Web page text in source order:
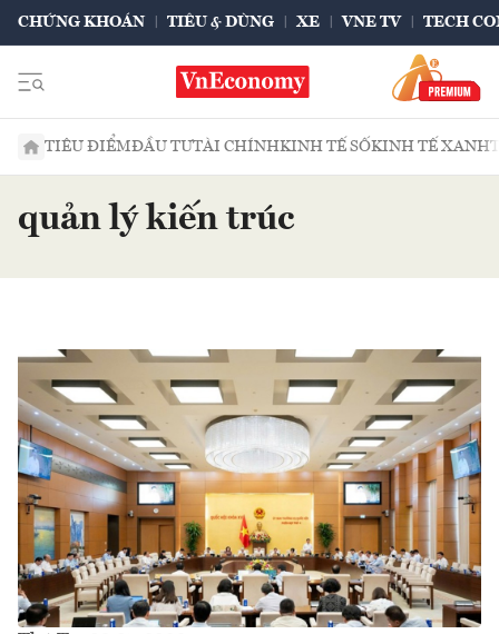
CHỨNG KHOÁN TIÊU & DÙNG XE VNE TV TECH
TIÊU ĐIỂMĐẦU TƯTÀI CHÍNHKINH TẾ SỐKINH TẾ XANH
quản lý kiến trúc